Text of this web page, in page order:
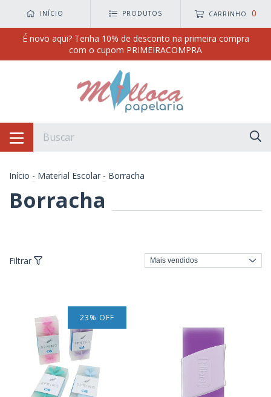
INÍCIO PRODUTOS CARRINHO 0
É novo aqui? Tenha 10% de desconto na primeira compra
com o cupom PRIMEIRACOMPRA
Início - Material Escolar - Borracha
Borracha
Filtrar
23% OFF